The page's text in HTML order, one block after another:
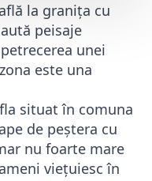
la graniţa cu
peisaje
unei
este una
situat în comuna
de peștera cu
nu foarte mare
viețuiesc în